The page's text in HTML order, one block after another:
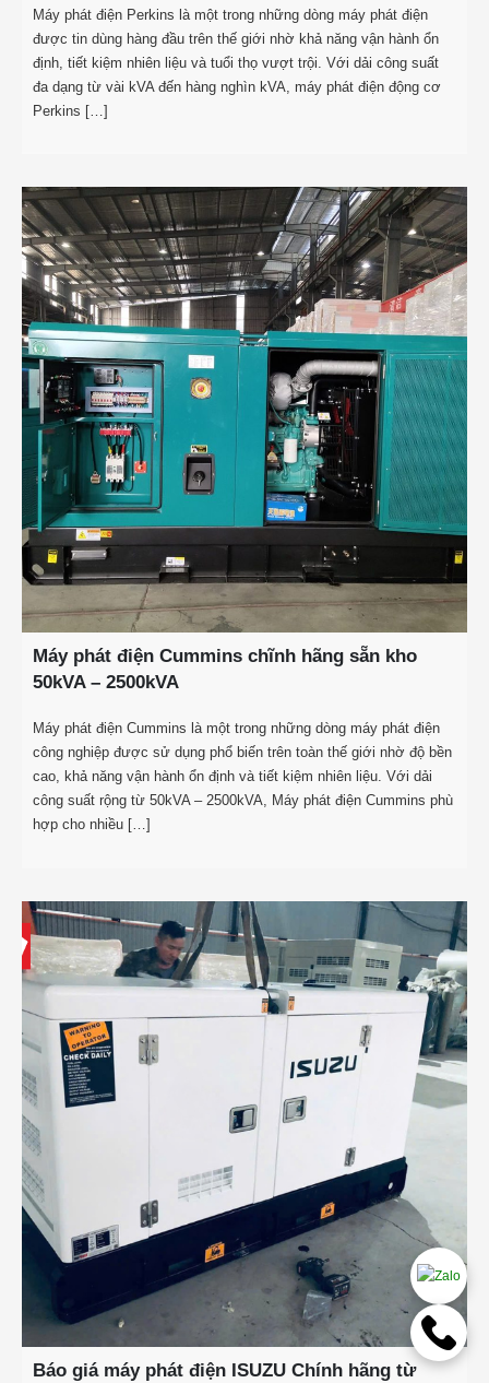
Máy phát điện Perkins là một trong những dòng máy phát điện
được tin dùng hàng đầu trên thế giới nhờ khả năng vận hành ổn
định, tiết kiệm nhiên liệu và tuổi thọ vượt trội. Với dải công suất
đa dạng từ vài kVA đến hàng nghìn kVA, máy phát điện động cơ
Perkins […]
Máy phát điện Cummins chĩnh hãng sẵn kho
50kVA – 2500kVA
Máy phát điện Cummins là một trong những dòng máy phát điện
công nghiệp được sử dụng phổ biến trên toàn thế giới nhờ độ bền
cao, khả năng vận hành ổn định và tiết kiệm nhiên liệu. Với dải
công suất rộng từ 50kVA – 2500kVA, Máy phát điện Cummins phù
hợp cho nhiều […]
Báo giá máy phát điện ISUZU Chính hãng từ